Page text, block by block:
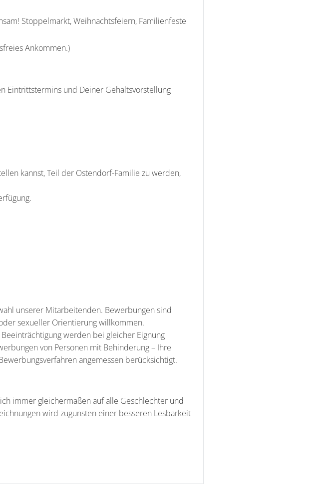
Stoppelmarkt, Weihnachtsfeiern, Familienfeste
Ankommen.)
Eintrittstermins und Deiner Gehaltsvorstellung
kannst, Teil der Ostendorf-Familie zu werden,
unserer Mitarbeitenden. Bewerbungen sind
sexueller Orientierung willkommen.
werden bei gleicher Eignung
von Personen mit Behinderung – Ihre
angemessen berücksichtigt.
immer gleichermaßen auf alle Geschlechter und
wird zugunsten einer besseren Lesbarkeit